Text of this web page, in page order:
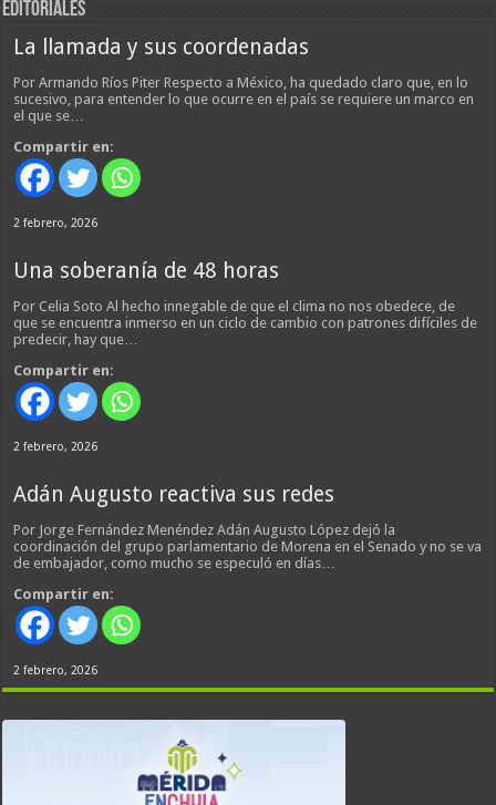
EDITORIALES
La llamada y sus coordenadas
Por Armando Ríos Piter Respecto a México, ha quedado claro que, en lo
sucesivo, para entender lo que ocurre en el país se requiere un marco en
el que se…
Compartir en:
2 febrero, 2026
Una soberanía de 48 horas
Por Celia Soto Al hecho innegable de que el clima no nos obedece, de
que se encuentra inmerso en un ciclo de cambio con patrones difíciles de
predecir, hay que…
Compartir en:
2 febrero, 2026
Adán Augusto reactiva sus redes
Por Jorge Fernández Menéndez Adán Augusto López dejó la
coordinación del grupo parlamentario de Morena en el Senado y no se va
de embajador, como mucho se especuló en días…
Compartir en:
2 febrero, 2026